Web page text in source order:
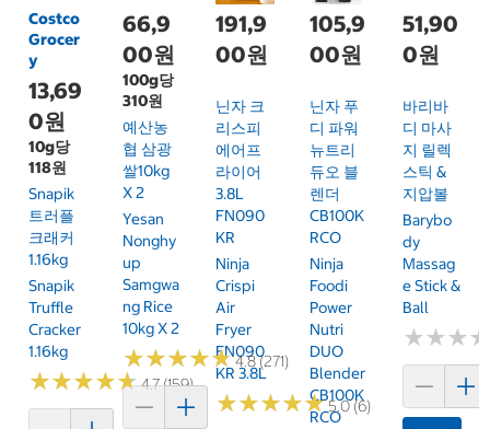
Costco
Grocer
y
13,69
0원
10g당
118원
Snapik
트러플
크래커
1.16kg
Snapik
Truffle
Cracker
1.16kg
★★★★★
★★★★★4.7 (159)
66,9
00원
100g당
310원
예산농
협 삼광
쌀10kg
X 2
Yesan
Nonghy
Up
Samgwa
Ng Rice
10kg X 2
★★★★★
★★★★★4.8 (271)
191,9
00원
닌자 크
리스피
에어프
라이어
3.8L
FN090
KR
Ninja
Crispi
Air
Fryer
FN090
KR 3.8L
★★★★★
★★★★★5.0 (6)
105,9
00원
닌자 푸
디 파워
뉴트리
듀오 블
렌더
CB100K
RCO
Ninja
Foodi
Power
Nutri
DUO
Blender
CB100K
RCO
51,90
0원
바리바
디 마사
지 릴렉
스틱 &
지압볼
Barybo
Dy
Massag
E Stick &
Ball
★★★
★★★